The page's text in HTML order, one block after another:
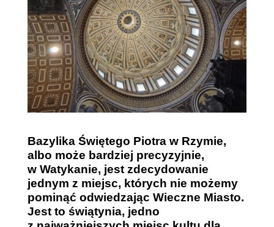
Bazylika Świętego Piotra w Rzymie,
albo może bardziej precyzyjnie,
w Watykanie, jest zdecydowanie
jednym z miejsc, których nie możemy
pominąć odwiedzając Wieczne Miasto.
Jest to świątynia, jedno